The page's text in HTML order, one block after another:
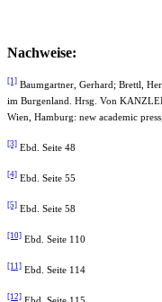
Nachweise:
[1] Baumgartner, Gerhard; Brettl,
im Burgenland. Hrsg. Von
Wien, Hamburg: new academic
[3] Ebd. Seite 48
[4] Ebd. Seite 55
[5] Ebd. Seite 58
[10] Ebd. Seite 110
[11] Ebd. Seite 114
[12]